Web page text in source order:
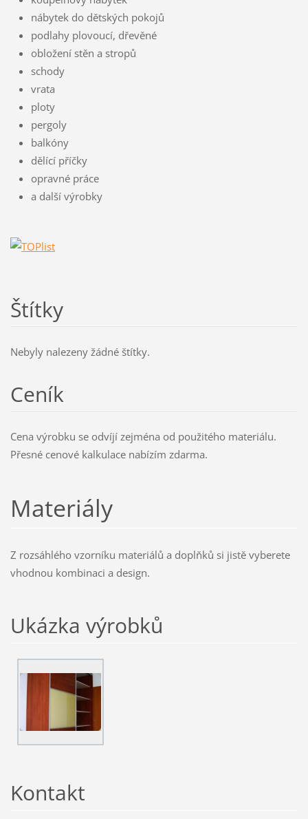
nábytek do dětských pokojů
podlahy plovoucí, dřevěné
obložení stěn a stropů
schody
vrata
ploty
pergoly
balkóny
dělící příčky
opravné práce
a další výrobky
Štítky
Nebyly nalezeny žádné štítky.
Ceník
Cena výrobku se odvíjí zejména od použitého materiálu.
Přesné cenové kalkulace nabízím zdarma.
Materiály
Z rozsáhlého vzorníku materiálů a doplňků si jistě vyberete
vhodnou kombinaci a design.
Ukázka výrobků
Kontakt